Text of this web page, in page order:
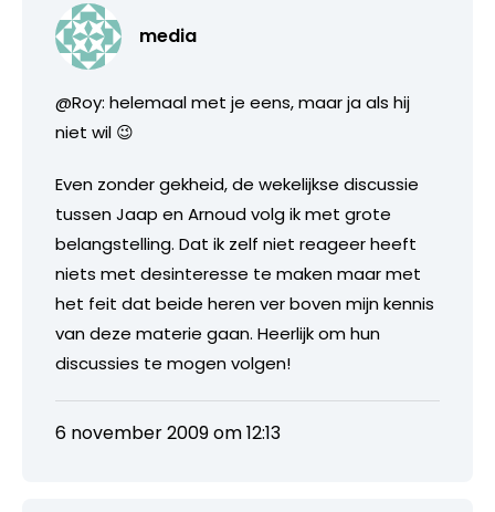
media
@Roy: helemaal met je eens, maar ja als hij
niet wil 😉
Even zonder gekheid, de wekelijkse discussie
tussen Jaap en Arnoud volg ik met grote
belangstelling. Dat ik zelf niet reageer heeft
niets met desinteresse te maken maar met
het feit dat beide heren ver boven mijn kennis
van deze materie gaan. Heerlijk om hun
discussies te mogen volgen!
6 november 2009 om 12:13